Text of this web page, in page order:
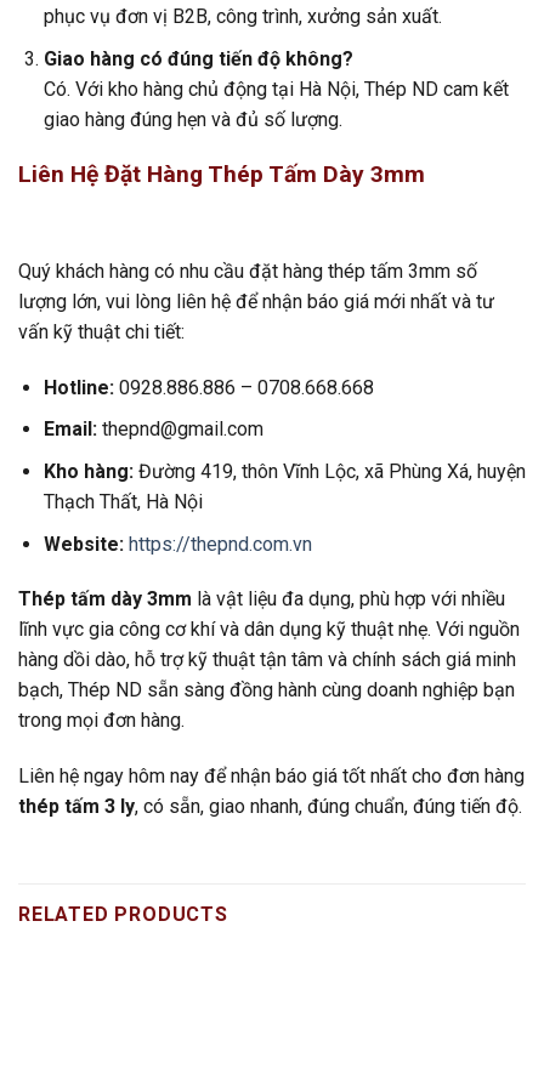
phục vụ đơn vị B2B, công trình, xưởng sản xuất.
Giao hàng có đúng tiến độ không?
Có. Với kho hàng chủ động tại Hà Nội, Thép ND cam kết
giao hàng đúng hẹn và đủ số lượng.
Liên Hệ Đặt Hàng Thép Tấm Dày 3mm
Quý khách hàng có nhu cầu đặt hàng thép tấm 3mm số
lượng lớn, vui lòng liên hệ để nhận báo giá mới nhất và tư
vấn kỹ thuật chi tiết:
Hotline:0928.886.886 – 0708.668.668
Email:thepnd@gmail.com
Kho hàng:Đường 419, thôn Vĩnh Lộc, xã Phùng Xá, huyện
Thạch Thất, Hà Nội
Website: https://thepnd.com.vn
Thép tấm dày 3mm là vật liệu đa dụng, phù hợp với nhiều
lĩnh vực gia công cơ khí và dân dụng kỹ thuật nhẹ. Với nguồn
hàng dồi dào, hỗ trợ kỹ thuật tận tâm và chính sách giá minh
bạch, Thép ND sẵn sàng đồng hành cùng doanh nghiệp bạn
trong mọi đơn hàng.
Liên hệ ngay hôm nay để nhận báo giá tốt nhất cho đơn hàng
thép tấm 3 ly, có sẵn, giao nhanh, đúng chuẩn, đúng tiến độ.
RELATED PRODUCTS